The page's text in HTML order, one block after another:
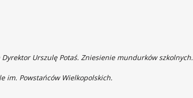
Urszulę Potaś. Zniesienie mundurków szkolnych.
im. Powstańców Wielkopolskich.